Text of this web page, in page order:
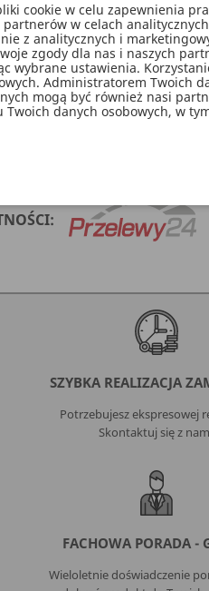
wymiary:
SZYBKA REALIZACJA
Potrzebujesz ekspresowej
Skontaktuj się z
FACHOWA PORADA -
Wieloletnie doświadczenie
cookie w celu zapewnienia
partnerów w celach
z analitycznych i
zgody dla nas i naszych
wybrane ustawienia.
Administratorem Twoich
mogą być również nasi
danych osobowych, w